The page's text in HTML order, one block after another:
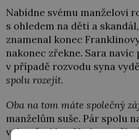
Nabídne svému manželovi
s ohledem na děti a
znamenal konec
nakonec zřekne. Sara navíc
v případě rozvodu syna
spolu rozejít.
Oba na tom máte společný
manželům suše. Pár spolu
v domě v New Yorku, z